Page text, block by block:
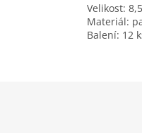
Velikost:
Materiál:
Balení: 12